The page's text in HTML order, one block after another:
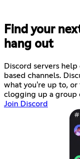
Find your
hang out
Discord servers
based channels.
what you're up to,
clogging up a group
Join Discord